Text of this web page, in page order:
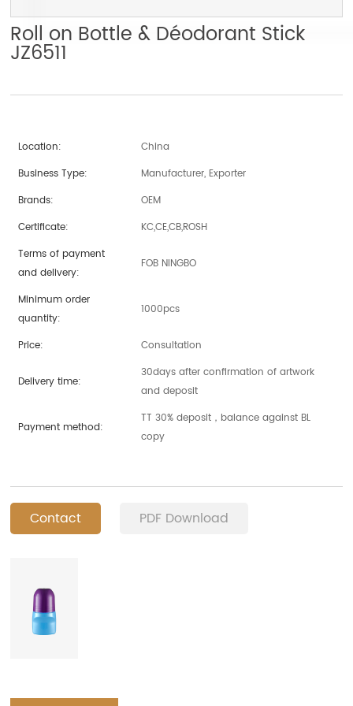
Roll on Bottle & Déodorant Stick
JZ6511
Location:
China
Business Type:
Manufacturer, Exporter
Brands:
OEM
Certificate:
KC,CE,CB,ROSH
Terms of payment
and delivery:
FOB NINGBO
Minimum order
quantity:
1000pcs
Price: Consultation
Delivery time:
30days after confirmation of artwork
and deposit
Payment method:
TT 30% deposit，balance against BL
copy
Contact PDF Download